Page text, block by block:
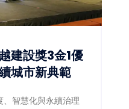
建設獎3金1優
城市新典範
、智慧化與永續治理